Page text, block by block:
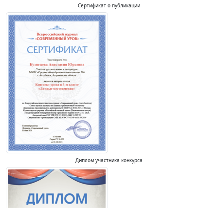
Сертификат о публикации
Диплом участника конкурса